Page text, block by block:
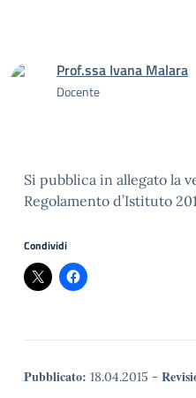
Prof.ssa Ivana Malara
Docente
Si pubblica in allegato la
Regolamento d’Istituto
Condividi
Pubblicato: 18.04.2015 -